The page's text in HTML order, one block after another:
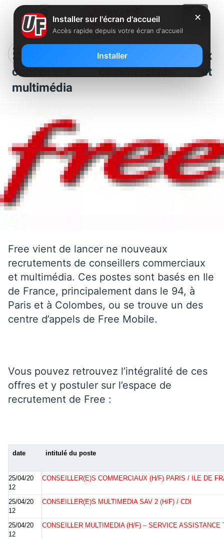
Free recrute de nombreux
conseillers commerciaux et
multimédia
Free vient de lancer ne nouveaux
recrutements de conseillers commerciaux
et multimédia. Ces postes sont basés en Ile
de France, principalement dans le 94, à
Paris et à Colombes, ou se trouve un des
centre d’appels de Free Mobile.
Vous pouvez retrouvez l’intégralité de ces
offres et y postuler sur l’espace de
recrutement de Free :
date intitulé du poste
25/04/20
12
CONSEILLER(E)S COMMERCIAUX (H/F) PARIS / ILE DE
25/04/20
12
CONSEILLER(E)S MULTIMEDIA SAV 2 (H/F) / CDI
25/04/20
12
CONSEILLER MULTIMEDIA (H/F) – SERVICE ASSISTANCE
✕
Installer sur l'écran d'accueil
Accès rapide depuis votre écran d'accueil
Installer